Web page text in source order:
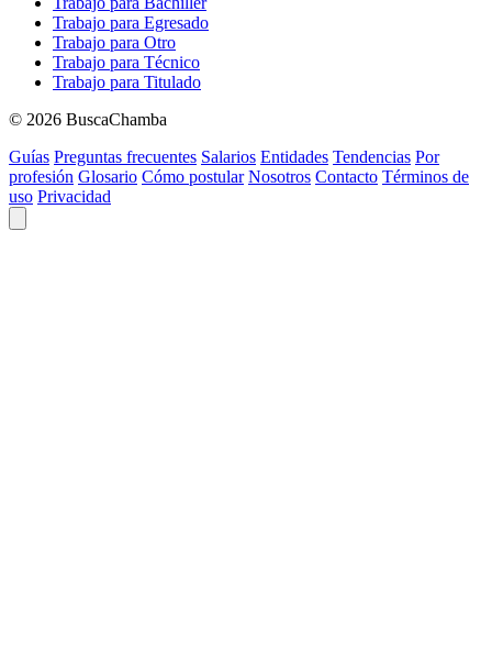
Trabajo para Egresado
Trabajo para Otro
Trabajo para Técnico
Trabajo para Titulado
© 2026 BuscaChamba
Guías Preguntas frecuentes Salarios Entidades Tendencias Por
profesión Glosario Cómo postular Nosotros Contacto Términos de
uso Privacidad